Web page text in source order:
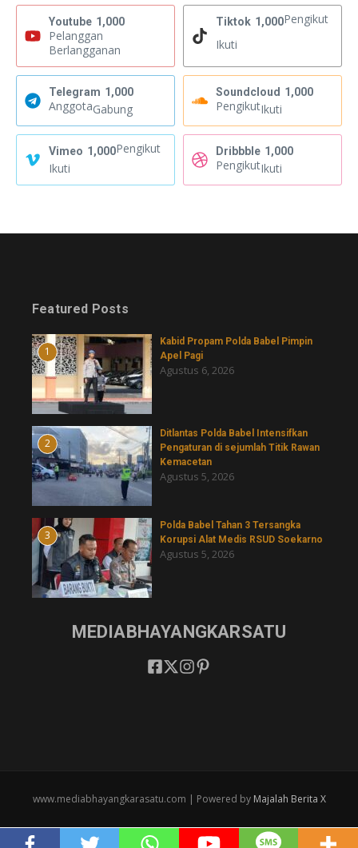
Youtube 1,000
Pelanggan
Berlangganan
Tiktok 1,000Pengikut
Ikuti
Telegram 1,000
AnggotaGabung
Soundcloud 1,000
PengikutIkuti
Vimeo 1,000Pengikut
Ikuti
Dribbble 1,000
PengikutIkuti
Featured Posts
1
Kabid Propam Polda Babel Pimpin
Apel Pagi
Agustus 6, 2026
2
Ditlantas Polda Babel Intensifkan
Pengaturan di sejumlah Titik Rawan
Kemacetan
Agustus 5, 2026
3
Polda Babel Tahan 3 Tersangka
Korupsi Alat Medis RSUD Soekarno
Agustus 5, 2026
MEDIABHAYANGKARSATU
www.mediabhayangkarasatu.com | Powered by Majalah Berita X